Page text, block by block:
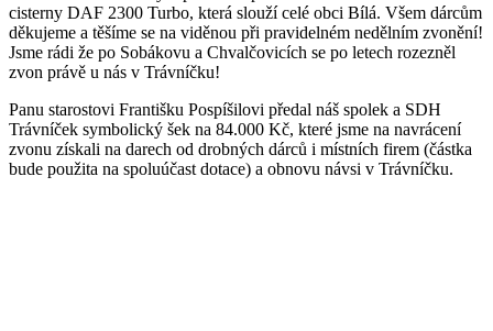
cisterny DAF 2300 Turbo, která slouží celé obci Bílá. Všem dárcům
děkujeme a těšíme se na viděnou při pravidelném nedělním zvonění!
Jsme rádi že po Sobákovu a Chvalčovicích se po letech rozezněl
zvon právě u nás v Trávníčku!
Panu starostovi Františku Pospíšilovi předal náš spolek a SDH
Trávníček symbolický šek na 84.000 Kč, které jsme na navrácení
zvonu získali na darech od drobných dárců i místních firem (částka
bude použita na spoluúčast dotace) a obnovu návsi v Trávníčku.